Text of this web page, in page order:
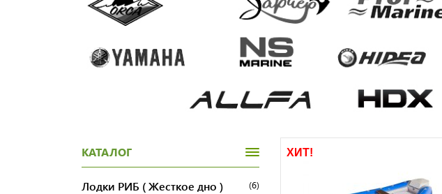
КАТАЛОГ
Лодки РИБ ( Жесткое дно ) (6)
ХИТ!